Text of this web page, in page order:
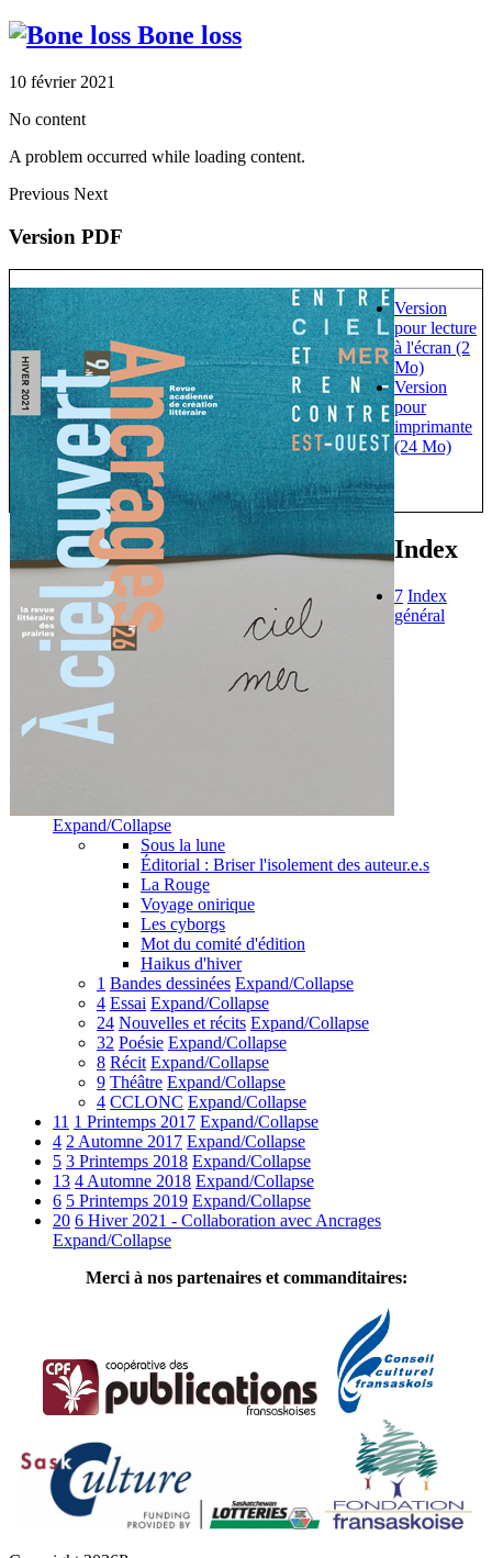
Bone loss
10 février 2021
No content
A problem occurred while loading content.
Previous Next
Version PDF
Version
pour lecture
à l'écran (2
Mo)
Version
pour
imprimante
(24 Mo)
Index
7 Index
général
Expand/Collapse
Sous la lune
Éditorial : Briser l'isolement des auteur.e.s
La Rouge
Voyage onirique
Les cyborgs
Mot du comité d'édition
Haikus d'hiver
1 Bandes dessinées Expand/Collapse
4 Essai Expand/Collapse
24 Nouvelles et récits Expand/Collapse
32 Poésie Expand/Collapse
8 Récit Expand/Collapse
9 Théâtre Expand/Collapse
4 CCLONC Expand/Collapse
11 1 Printemps 2017 Expand/Collapse
4 2 Automne 2017 Expand/Collapse
5 3 Printemps 2018 Expand/Collapse
13 4 Automne 2018 Expand/Collapse
6 5 Printemps 2019 Expand/Collapse
20 6 Hiver 2021 - Collaboration avec Ancrages
Expand/Collapse
Merci à nos partenaires et commanditaires: